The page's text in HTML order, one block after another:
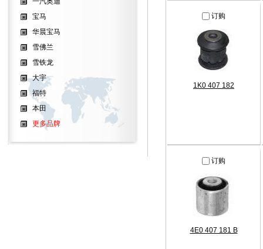
订购
1K0 407 182
订购
4E0 407 181 B
宝马
华晨宝马
雪佛兰
雪铁龙
大宇
福特
本田
更多品牌